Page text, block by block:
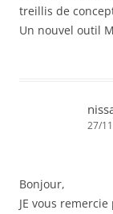
treillis de
Un nouvel outil
27/
Bonjour,
JE vous remercie